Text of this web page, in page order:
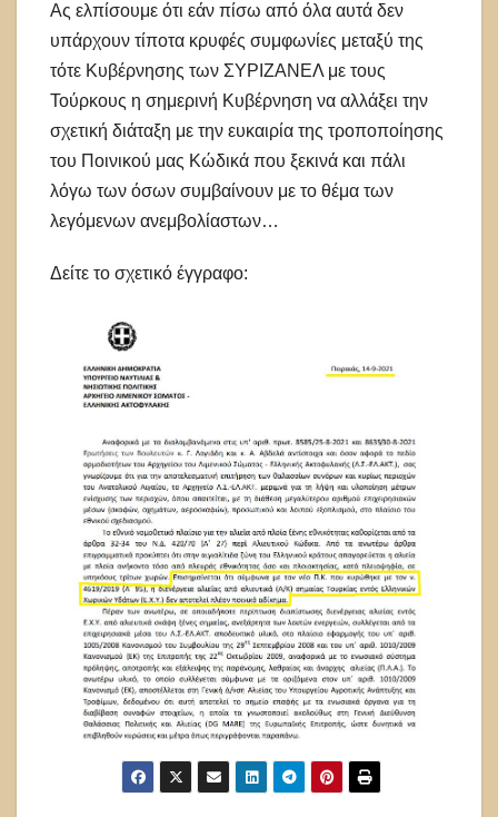
Ας ελπίσουμε ότι εάν πίσω από όλα αυτά δεν
υπάρχουν τίποτα κρυφές συμφωνίες μεταξύ της
τότε Κυβέρνησης των ΣΥΡΙΖΑΝΕΛ με τους
Τούρκους η σημερινή Κυβέρνηση να αλλάξει την
σχετική διάταξη με την ευκαιρία της τροποποίησης
του Ποινικού μας Κώδικά που ξεκινά και πάλι
λόγω των όσων συμβαίνουν με το θέμα των
λεγόμενων ανεμβολίαστων…
Δείτε το σχετικό έγγραφο: